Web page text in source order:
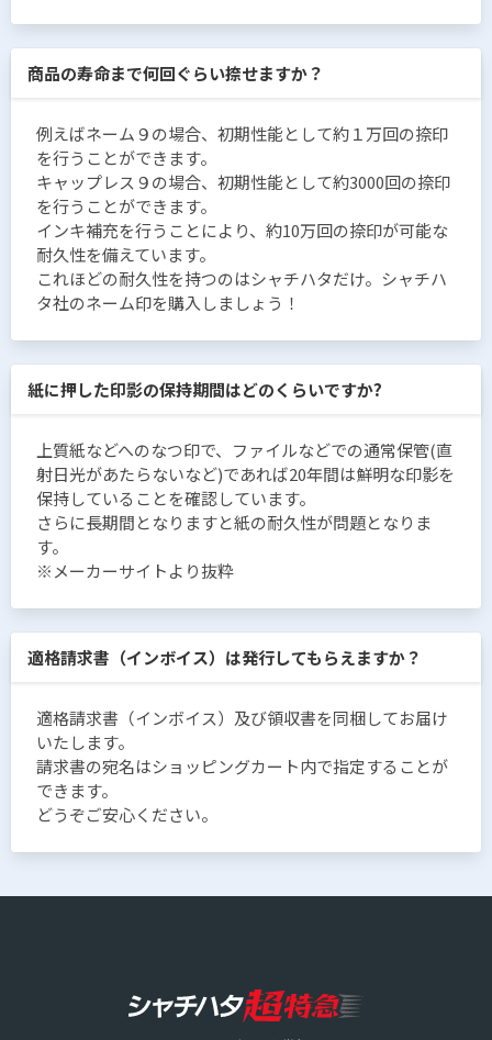
商品の寿命まで何回ぐらい捺せますか？
例えばネーム９の場合、初期性能として約１万回の捺印
を行うことができます。
キャップレス９の場合、初期性能として約3000回の捺印
を行うことができます。
インキ補充を行うことにより、約10万回の捺印が可能な
耐久性を備えています。
これほどの耐久性を持つのはシャチハタだけ。シャチハ
タ社のネーム印を購入しましょう！
紙に押した印影の保持期間はどのくらいですか?
上質紙などへのなつ印で、ファイルなどでの通常保管(直
射日光があたらないなど)であれば20年間は鮮明な印影を
保持していることを確認しています。
さらに長期間となりますと紙の耐久性が問題となりま
す。
※メーカーサイトより抜粋
適格請求書（インボイス）は発行してもらえますか？
適格請求書（インボイス）及び領収書を同梱してお届け
いたします。
請求書の宛名はショッピングカート内で指定することが
できます。
どうぞご安心ください。